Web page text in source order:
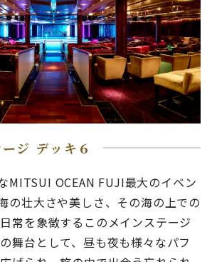
ジ デッキ６
MITSUI OCEAN FUJI最大のイベン
の壮大さや美しさ、その海の上での
常を象徴するこのメインステージ
舞台として、昼も夜も様々なパフ